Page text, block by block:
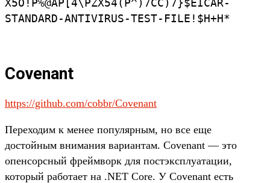
X5O!P%@AP[4\PZX54(P^)7CC)7}$EICAR-
STANDARD-ANTIVIRUS-TEST-FILE!$H+H*
Covenant
https://github.com/cobbr/Covenant
Переходим к менее популярным, но все еще
достойным внимания вариантам. Covenant — это
опенсорсный фреймворк для постэксплуатации,
который работает на .NET Core. У Covenant есть